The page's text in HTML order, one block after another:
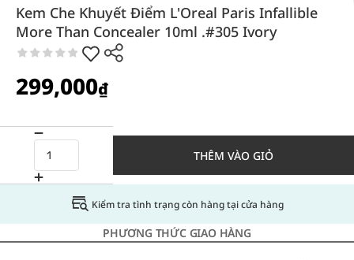
Kem Che Khuyết Điểm L'Oreal Paris Infallible
More Than Concealer 10ml .#305 Ivory
299,000₫
THÊM VÀO GIỎ
Kiểm tra tình trạng còn hàng tại cửa hàng
PHƯƠNG THỨC GIAO HÀNG